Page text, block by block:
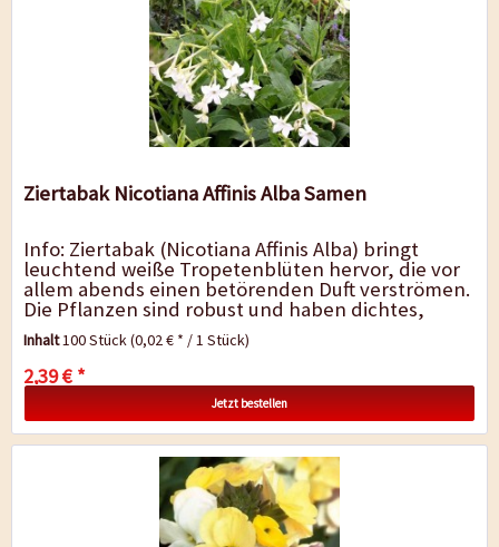
Ziertabak Nicotiana Affinis Alba Samen
Info: Ziertabak (Nicotiana Affinis Alba) bringt
leuchtend weiße Tropetenblüten hervor, die vor
allem abends einen betörenden Duft verströmen.
Die Pflanzen sind robust und haben dichtes,
dunkelgrünes Laub....
Inhalt100 Stück(0,02 € * / 1 Stück)
2,39 € *
Jetzt bestellen